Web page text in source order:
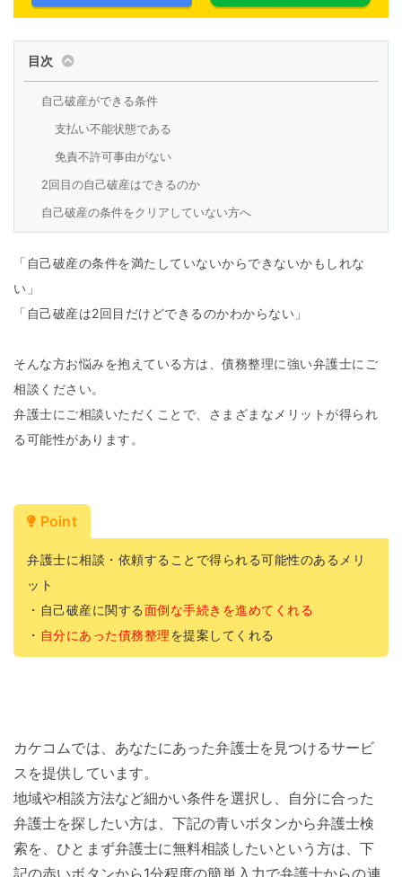
目次
自己破産ができる条件
支払い不能状態である
免責不許可事由がない
2回目の自己破産はできるのか
自己破産の条件をクリアしていない方へ
「自己破産の条件を満たしていないからできないかもしれな
い」
「自己破産は2回目だけどできるのかわからない」
そんな方お悩みを抱えている方は、債務整理に強い弁護士にご
相談ください。
弁護士にご相談いただくことで、さまざまなメリットが得られ
る可能性があります。
Point
弁護士に相談・依頼することで得られる可能性のあるメリ
ット
・自己破産に関する面倒な手続きを進めてくれる
・ 自分にあった債務整理を提案してくれる
カケコムでは、あなたにあった弁護士を見つけるサービ
スを提供しています。
地域や相談方法など細かい条件を選択し、自分に合った
弁護士を探したい方は、下記の青いボタンから弁護士検
索を、ひとまず弁護士に無料相談したいという方は、下
記の赤いボタンから1分程度の簡単入力で弁護士からの連